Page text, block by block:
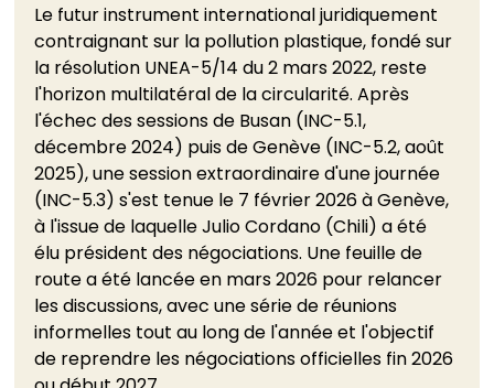
Le futur instrument international juridiquement
contraignant sur la pollution plastique, fondé sur
la résolution UNEA-5/14 du 2 mars 2022, reste
l'horizon multilatéral de la circularité. Après
l'échec des sessions de Busan (INC-5.1,
décembre 2024) puis de Genève (INC-5.2, août
2025), une session extraordinaire d'une journée
(INC-5.3) s'est tenue le 7 février 2026 à Genève,
à l'issue de laquelle Julio Cordano (Chili) a été
élu président des négociations. Une feuille de
route a été lancée en mars 2026 pour relancer
les discussions, avec une série de réunions
informelles tout au long de l'année et l'objectif
de reprendre les négociations officielles fin 2026